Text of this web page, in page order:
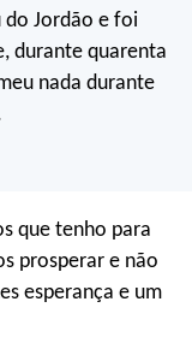
do Jordão e foi
durante quarenta
nada durante
que tenho para
prosperar e não
esperança e um